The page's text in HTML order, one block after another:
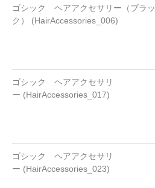
ゴシック ヘアアクセサリー（ブラッ
ク） (HairAccessories_006)
ゴシック ヘアアクセサリ
ー (HairAccessories_017)
ゴシック ヘアアクセサリ
ー (HairAccessories_023)